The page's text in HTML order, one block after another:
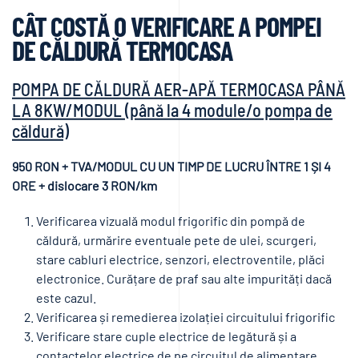
CÂT COSTĂ O VERIFICARE A POMPEI
DE CĂLDURĂ TERMOCASA
POMPA DE CĂLDURĂ AER-APĂ TERMOCASA PÂNĂ
LA 8KW/MODUL (până la 4 module/o pompa de
căldură)
950 RON + TVA/MODUL CU UN TIMP DE LUCRU ÎNTRE 1 ȘI 4
ORE + dislocare 3 RON/km
Verificarea vizuală modul frigorific din pompă de
căldură, urmărire eventuale pete de ulei, scurgeri,
stare cabluri electrice, senzori, electroventile, plăci
electronice. Curățare de praf sau alte impurități dacă
este cazul.
Verificarea și remedierea izolației circuitului frigorific
Verificare stare cuple electrice de legătură și a